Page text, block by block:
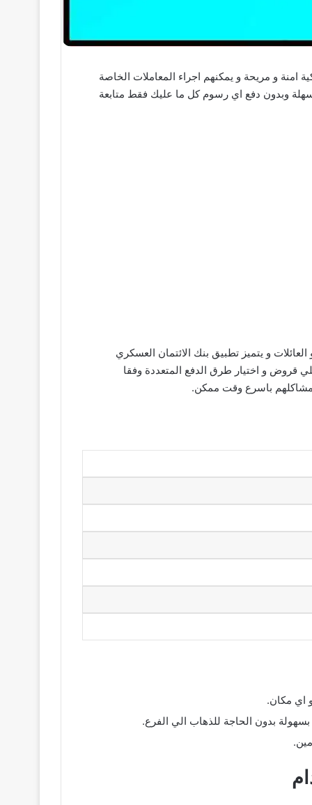
للمستخدمين تجربة بنكية امنة و مريحة و يمكنهم اجراء المعاملات الخاصة
وبدون دفع اي رسوم كل ما عليك فقط متابعة
و يتميز تطبيق بنك الائتمان العسكري
قروض و اختيار طرق الدفع المتعددة وفقا
مشاكلهم باسرع وقت ممكن.
اي مكان.
بدون الحاجة للذهاب الي الفرع.